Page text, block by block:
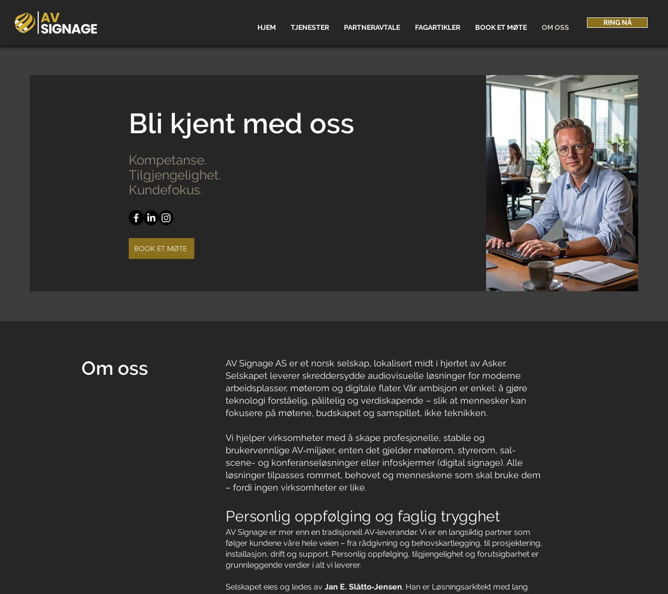
HJEM TJENESTER PARTNERAVTALE FAGARTIKLER BOOK ET MØTE OM OSS
RING NÅ
Bli kjent med oss
Kompetanse.
Tilgjengelighet.
Kundefokus.
BOOK ET MØTE
Om oss
AV Signage AS er et norsk selskap, lokalisert midt i hjertet av Asker.
Selskapet leverer skreddersydde audiovisuelle løsninger for moderne
arbeidsplasser, møterom og digitale flater. Vår ambisjon er enkel: å gjøre
teknologi forståelig, pålitelig og verdiskapende – slik at mennesker kan
fokusere på møtene, budskapet og samspillet, ikke teknikken.
Vi hjelper virksomheter med å skape profesjonelle, stabile og
brukervennlige AV‑miljøer, enten det gjelder møterom, styrerom, sal-
scene- og konferanseløsninger eller infoskjermer (digital signage). Alle
løsninger tilpasses rommet, behovet og menneskene som skal bruke dem
– fordi ingen virksomheter er like.
Personlig oppfølging og faglig trygghet
AV Signage er mer enn en tradisjonell AV‑leverandør. Vi er en langsiktig partner som
følger kundene våre hele veien – fra rådgivning og behovskartlegging, til prosjektering,
installasjon, drift og support. Personlig oppfølging, tilgjengelighet og forutsigbarhet er
grunnleggende verdier i alt vi leverer.
Selskapet eies og ledes av Jan E. Slåtto‑Jensen. Han er Løsningsarkitekt med lang